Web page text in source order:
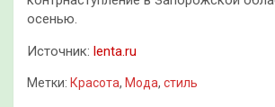
осенью.
Источник: lenta.ru
Метки: Красота, Мода, стиль